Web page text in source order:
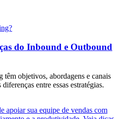
do Inbound e Outbound
objetivos, abordagens e canais
entre essas estratégias.